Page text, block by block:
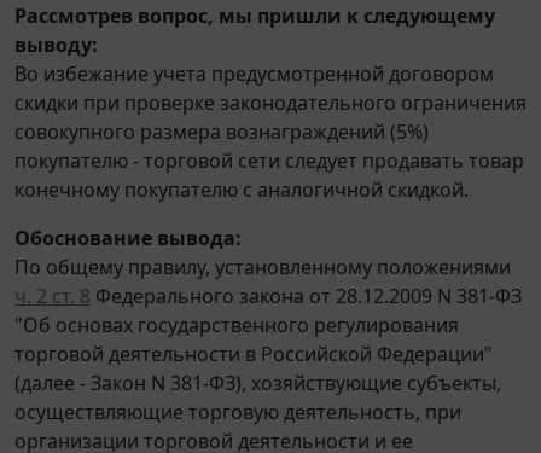
Рассмотрев вопрос, мы пришли к следующему
выводу:
Во избежание учета предусмотренной договором
скидки при проверке законодательного ограничения
совокупного размера вознаграждений (5%)
покупателю - торговой сети следует продавать товар
конечному покупателю с аналогичной скидкой.
Обоснование вывода:
По общему правилу, установленному положениями
ч. 2 ст. 8 Федерального закона от 28.12.2009 N 381-ФЗ
"Об основах государственного регулирования
торговой деятельности в Российской Федерации"
(далее - Закон N 381-ФЗ), хозяйствующие субъекты,
осуществляющие торговую деятельность, при
организации торговой деятельности и ее